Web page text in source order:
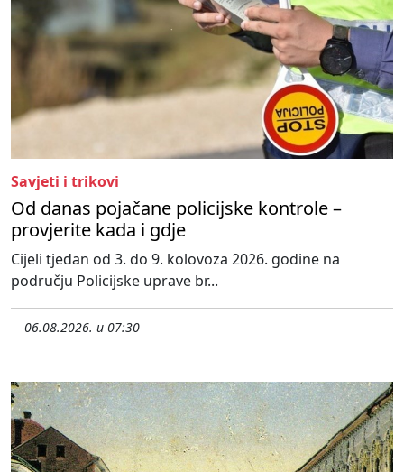
Savjeti i trikovi
Od danas pojačane policijske kontrole –
provjerite kada i gdje
Cijeli tjedan od 3. do 9. kolovoza 2026. godine na
području Policijske uprave br...
06.08.2026. u 07:30